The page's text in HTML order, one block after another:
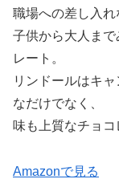
職場への差し入れ
子供から大人ま
レート。
リンドールはキ
なだけでなく、
味も上質なチョコ
Amazonで見る